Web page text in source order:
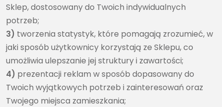
Sklep, dostosowany do Twoich indywidualnych
potrzeb;
3) tworzenia statystyk, które pomagają zrozumieć, w
jaki sposób użytkownicy korzystają ze Sklepu, co
umożliwia ulepszanie jej struktury i zawartości;
4) prezentacji reklam w sposób dopasowany do
Twoich wyjątkowych potrzeb i zainteresowań oraz
Twojego miejsca zamieszkania;